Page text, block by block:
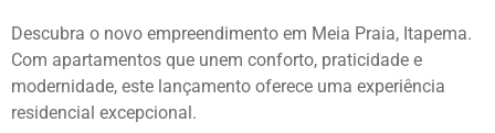
Descubra o novo empreendimento em Meia Praia, Itapema.
Com apartamentos que unem conforto, praticidade e
modernidade, este lançamento oferece uma experiência
residencial excepcional.